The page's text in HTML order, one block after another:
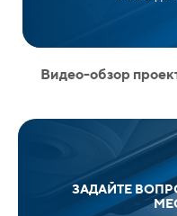
Видео-обзор
ЗАДАЙТЕ